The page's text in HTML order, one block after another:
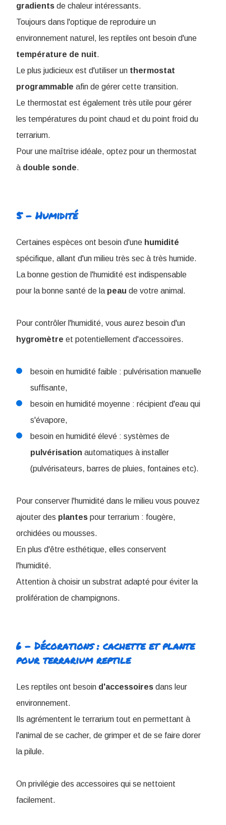
gradients de chaleur intéressants.
Toujours dans l'optique de reproduire un
environnement naturel, les reptiles ont besoin d'une
température de nuit.
Le plus judicieux est d'utiliser un thermostat
programmable afin de gérer cette transition.
Le thermostat est également très utile pour gérer
les températures du point chaud et du point froid du
terrarium.
Pour une maîtrise idéale, optez pour un thermostat
à double sonde.
5 - Humidité
Certaines espèces ont besoin d'une humidité
spécifique, allant d'un milieu très sec à très humide.
La bonne gestion de l'humidité est indispensable
pour la bonne santé de la peau de votre animal.
Pour contrôler l'humidité, vous aurez besoin d'un
hygromètre et potentiellement d'accessoires.
besoin en humidité faible : pulvérisation manuelle
suffisante,
besoin en humidité moyenne : récipient d'eau qui
s'évapore,
besoin en humidité élevé : systèmes de
pulvérisation automatiques à installer
(pulvérisateurs, barres de pluies, fontaines etc).
Pour conserver l'humidité dans le milieu vous pouvez
ajouter des plantes pour terrarium : fougère,
orchidées ou mousses.
En plus d'être esthétique, elles conservent
l'humidité.
Attention à choisir un substrat adapté pour éviter la
prolifération de champignons.
6 - Décorations : cachette et plante
pour terrarium reptile
Les reptiles ont besoin d'accessoires dans leur
environnement.
Ils agrémentent le terrarium tout en permettant à
l'animal de se cacher, de grimper et de se faire dorer
la pilule.
On privilégie des accessoires qui se nettoient
facilement.